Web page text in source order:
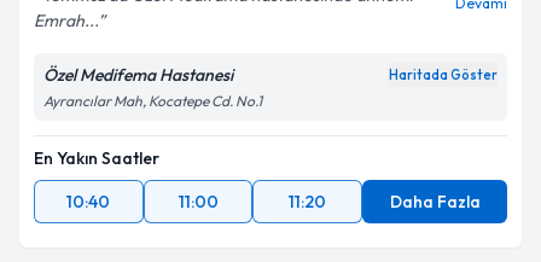
Emrah...
Özel Medifema Hastanesi Haritada Göster
Ayrancılar Mah, Kocatepe Cd. No.1
En Yakın Saatler
10:40
11:00 11:20 Daha Fazla